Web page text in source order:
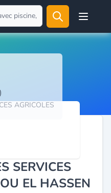
Open
AGRICOLES
SERVICES
EL HASSEN